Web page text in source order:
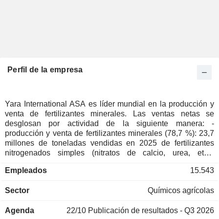
Perfil de la empresa
Yara International ASA es líder mundial en la producción y
venta de fertilizantes minerales. Las ventas netas se
desglosan por actividad de la siguiente manera: -
producción y venta de fertilizantes minerales (78,7 %): 23,7
millones de toneladas vendidas en 2025 de fertilizantes
nitrogenados simples (nitratos de calcio, urea, etc.),
potasio), fertilizantes especializados (productos para la
base de magnesio y azufre. Las ventas netas se distribuyen
%), África y Asia (19,5 %) y otras zonas (0,5 %); - venta de
Empleados 15.543
Sector Químicos agrícolas
Agenda 22/10 Publicación de resultados - Q3 2026